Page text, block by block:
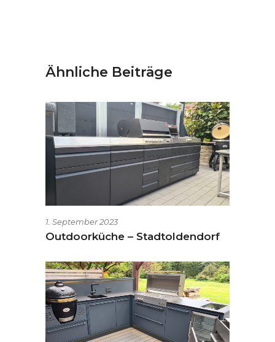
Ähnliche Beiträge
1. September 2023
Outdoorküche – Stadtoldendorf